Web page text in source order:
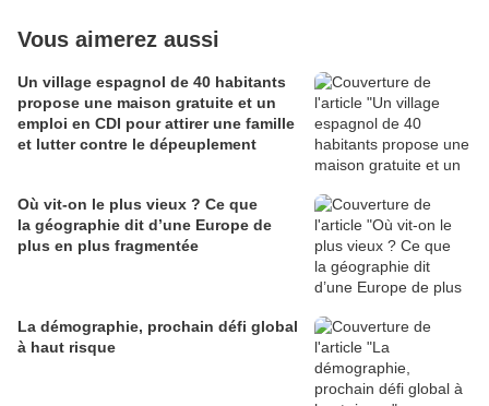
Vous aimerez aussi
Un village espagnol de 40 habitants
propose une maison gratuite et un
emploi en CDI pour attirer une famille
et lutter contre le dépeuplement
Où vit-on le plus vieux ? Ce que
la géographie dit d’une Europe de
plus en plus fragmentée
La démographie, prochain défi global
à haut risque